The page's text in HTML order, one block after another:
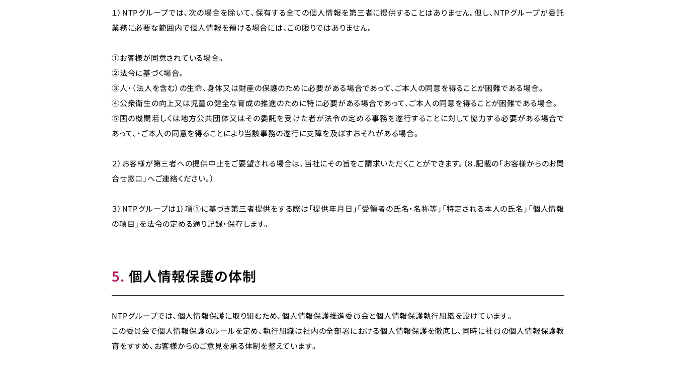
１）NTPグループでは､次の場合を除いて､保有する全ての個人情報を第三者に提供することはありません｡但し、NTPグループが委託
業務に必要な範囲内で個人情報を預ける場合には、この限りではありません。
①お客様が同意されている場合｡
②法令に基づく場合｡
③人・（法人を含む）の生命、身体又は財産の保護のために必要がある場合であって、ご本人の同意を得ることが困難である場合｡
④公衆衛生の向上又は児童の健全な育成の推進のために特に必要がある場合であって、ご本人の同意を得ることが困難である場合｡
⑤国の機関若しくは地方公共団体又はその委託を受けた者が法令の定める事務を遂行することに対して協力する必要がある場合で
あって、・ご本人の同意を得ることにより当該事務の遂行に支障を及ぼすおそれがある場合｡
２）お客様が第三者への提供中止をご要望される場合は、当社にその旨をご請求いただくことができます。（８.記載の「お客様からのお問
合せ窓口」へご連絡ください。）
３）NTPグループは1）項①に基づき第三者提供をする際は「提供年月日」「受領者の氏名・名称等」「特定される本人の氏名」「個人情報
の項目」を法令の定める通り記録・保存します。
5. 個人情報保護の体制
NTPグループでは､個人情報保護に取り組むため､個人情報保護推進委員会と個人情報保護執行組織を設けています｡
この委員会で個人情報保護のルールを定め､執行組織は社内の全部署における個人情報保護を徹底し､同時に社員の個人情報保護教
育をすすめ､お客様からのご意見を承る体制を整えています｡